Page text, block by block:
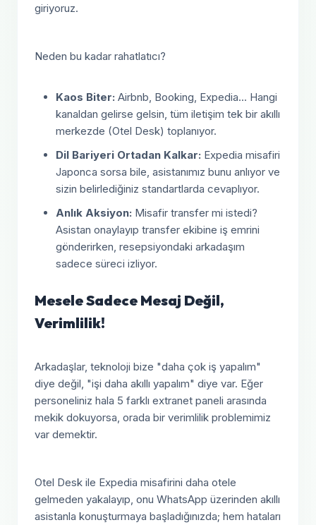
giriyoruz.
Neden bu kadar rahatlatıcı?
Kaos Biter: Airbnb, Booking, Expedia... Hangi
kanaldan gelirse gelsin, tüm iletişim tek bir akıllı
merkezde (Otel Desk) toplanıyor.
Dil Bariyeri Ortadan Kalkar: Expedia misafiri
Japonca sorsa bile, asistanımız bunu anlıyor ve
sizin belirlediğiniz standartlarda cevaplıyor.
Anlık Aksiyon: Misafir transfer mi istedi?
Asistan onaylayıp transfer ekibine iş emrini
gönderirken, resepsiyondaki arkadaşım
sadece süreci izliyor.
Mesele Sadece Mesaj Değil,
Verimlilik!
Arkadaşlar, teknoloji bize "daha çok iş yapalım"
diye değil, "işi daha akıllı yapalım" diye var. Eğer
personeliniz hala 5 farklı extranet paneli arasında
mekik dokuyorsa, orada bir verimlilik problemimiz
var demektir.
Otel Desk ile Expedia misafirini daha otele
gelmeden yakalayıp, onu WhatsApp üzerinden akıllı
asistanla konuşturmaya başladığınızda; hem hataları